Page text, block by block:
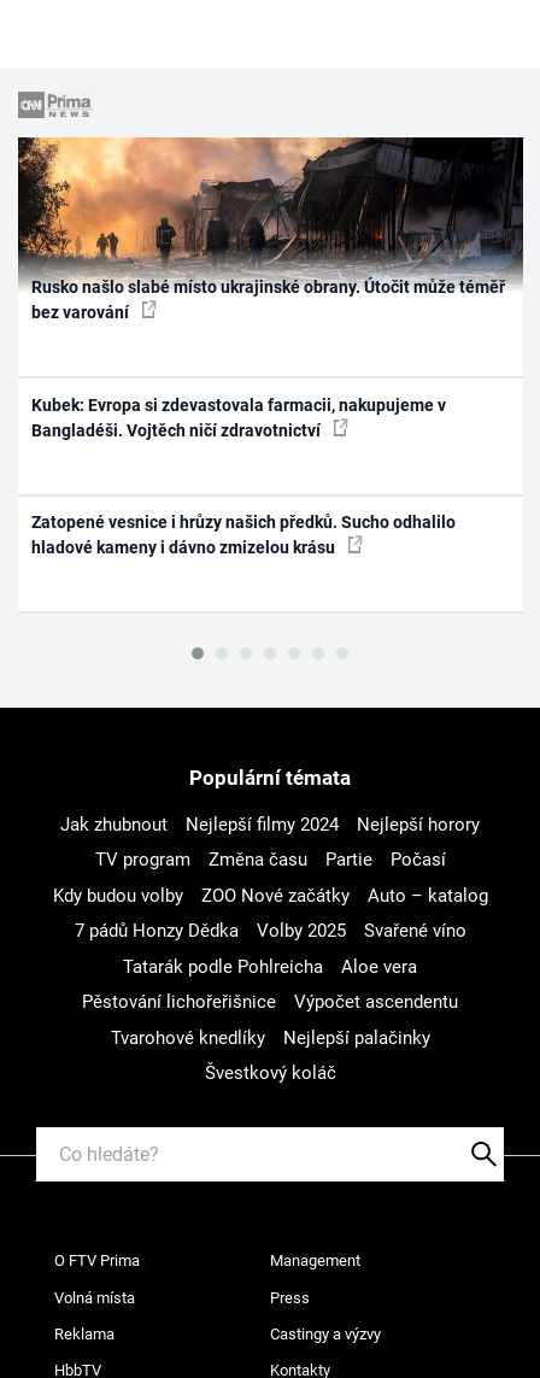
Rusko našlo slabé místo ukrajinské obrany. Útočit může téměř
bez varování
Kubek: Evropa si zdevastovala farmacii, nakupujeme v
Bangladéši. Vojtěch ničí zdravotnictví
Zatopené vesnice i hrůzy našich předků. Sucho odhalilo
hladové kameny i dávno zmizelou krásu
Populární témata
Jak zhubnout Nejlepší filmy 2024
Nejlepší horory
TV program
Změna času Partie
Počasí
Kdy budou volby
ZOO Nové začátky
Auto – katalog
7 pádů Honzy Dědka
Volby 2025
Svařené víno
Tatarák podle Pohlreicha
Aloe vera
Pěstování lichořeřišnice
Výpočet ascendentu
Tvarohové knedlíky
Nejlepší palačinky
Švestkový koláč
O FTV Prima Management
Volná místa Press
Reklama Castingy a výzvy
HbbTV Kontakty